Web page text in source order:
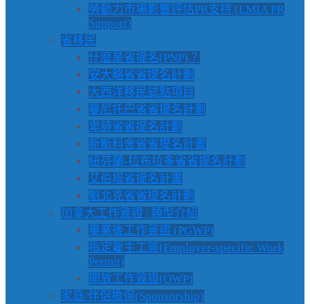
勞動力市場影響評估PR支持 (LMIA PR
Support)
省移民
什麼是省提名(PNP)？
安大略省省提名計劃
大西洋移民試點項目
曼尼托巴省省提名計劃
卑詩省省提名計劃
新斯科舍省省提名計畫
紐芬蘭-拉布拉多省省提名計劃
艾伯塔省提名計畫
魁北克省省提名計劃
加拿大工作簽證 | 類型介紹
畢業後工作簽證 (PGWP)
指定雇主工簽(Employer-specific Work
Permit)
開放工作簽證(OWP)
家庭/伴侶擔保(Sponsorship)